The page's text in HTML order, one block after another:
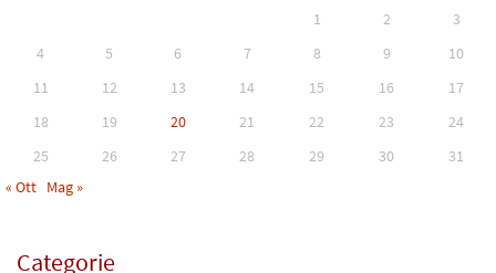
1 2
3
4
5 6 7 8 9
10
11
12 13 14 15 16
17
18
19 20 21 22 23
24
25
26 27 28 29 30
31
« Ott Mag »
Categorie